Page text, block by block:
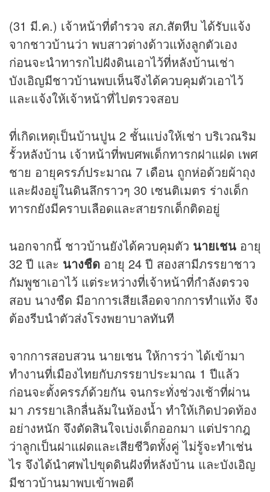
(31 มี.ค.) เจ้าหน้าที่ตำรวจ สภ.สัตหีบ ได้รับแจ้ง
จากชาวบ้านว่า พบสาวต่างด้าวแท้งลูกตัวเอง
ก่อนจะนำทารกไปฝังดินเอาไว้ที่หลังบ้านเช่า
บังเอิญมีชาวบ้านพบเห็นจึงได้ควบคุมตัวเอาไว้
และแจ้งให้เจ้าหน้าที่ไปตรวจสอบ
ที่เกิดเหตุเป็นบ้านปูน 2 ชั้นแบ่งให้เช่า บริเวณริม
รั้วหลังบ้าน เจ้าหน้าที่พบศพเด็กทารกฝาแฝด เพศ
ชาย อายุครรภ์ประมาณ 7 เดือน ถูกห่อด้วยผ้าถุง
และฝังอยู่ในดินลึกราวๆ 30 เซนติเมตร ร่างเด็ก
ทารกยังมีคราบเลือดและสายรกเด็กติดอยู่
นอกจากนี้ ชาวบ้านยังได้ควบคุมตัว นายเชน อายุ
32 ปี และ นางชืด อายุ 24 ปี สองสามีภรรยาชาว
กัมพูชาเอาไว้ แต่ระหว่างที่เจ้าหน้าที่กำลังตรวจ
สอบ นางชืด มีอาการเสียเลือดจากการทำแท้ง จึง
ต้องรีบนำตัวส่งโรงพยาบาลทันที
จากการสอบสวน นายเชน ให้การว่า ได้เข้ามา
ทำงานที่เมืองไทยกับภรรยาประมาณ 1 ปีแล้ว
ก่อนจะตั้งครรภ์ด้วยกัน จนกระทั่งช่วงเช้าที่ผ่าน
มา ภรรยาเลิกลื่นล้มในห้องน้ำ ทำให้เกิดปวดท้อง
อย่างหนัก จึงตัดสินใจเบ่งเด็กออกมา แต่ปรากฎ
ว่าลูกเป็นฝาแฝดและเสียชีวิตทั้งคู่ ไม่รู้จะทำเช่น
ไร จึงได้นำศพไปขุดดินฝังที่หลังบ้าน และบังเอิญ
มีชาวบ้านมาพบเข้าพอดี